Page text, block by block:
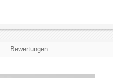
Bewertungen